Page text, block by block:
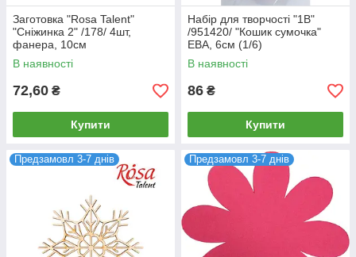
Заготовка "Rosa Talent"
"Сніжинка 2" /178/ 4шт,
фанера, 10см
В наявності
72,60 ₴
Купити
Набір для творчості "1В"
/951420/ "Кошик сумочка"
ЕВА, 6см (1/6)
В наявності
86 ₴
Купити
Предзамовл 3-7 днів Предзамовл 3-7 днів